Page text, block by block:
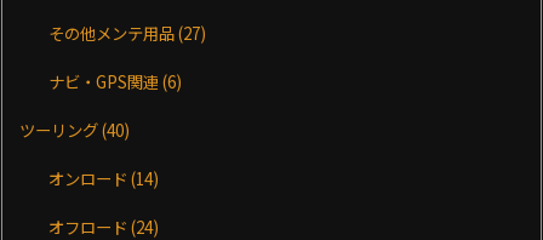
その他メンテ用品(27)
ナビ・GPS関連(6)
ツーリング(40)
オンロード(14)
オフロード(24)